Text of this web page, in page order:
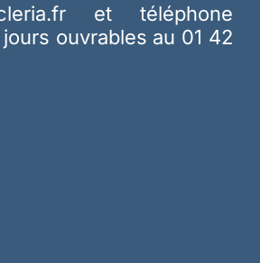
et téléphone
ouvrables au 01 42